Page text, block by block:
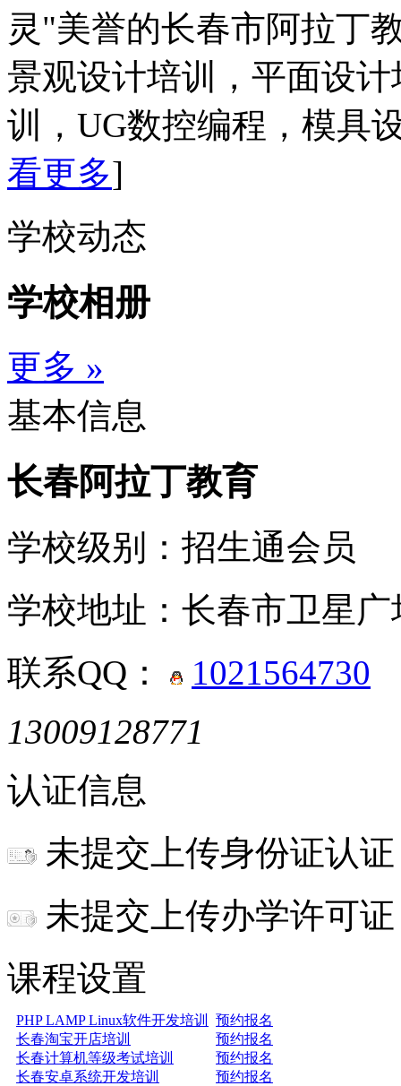
灵"美誉的长春市阿拉丁
景观设计培训，平面设
训，UG数控编程，模具
看更多]
学校动态
学校相册
更多 »
基本信息
长春阿拉丁教育
学校级别： 招生通会员
学校地址： 长春市卫星
联系QQ：
1021564730
13009128771
认证信息
未提交上传身份证认证
未提交上传办学许可证
课程设置
PHP LAMP Linux软件开发培训
预约报名
长春淘宝开店培训
预约报名
长春计算机等级考试培训
预约报名
长春安卓系统开发培训
预约报名